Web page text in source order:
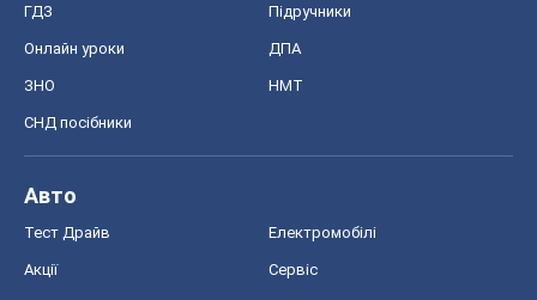
ГДЗ Підручники
Онлайн уроки ДПА
ЗНО НМТ
СНД посібники
Авто
Тест Драйв Електромобілі
Акції Сервіс